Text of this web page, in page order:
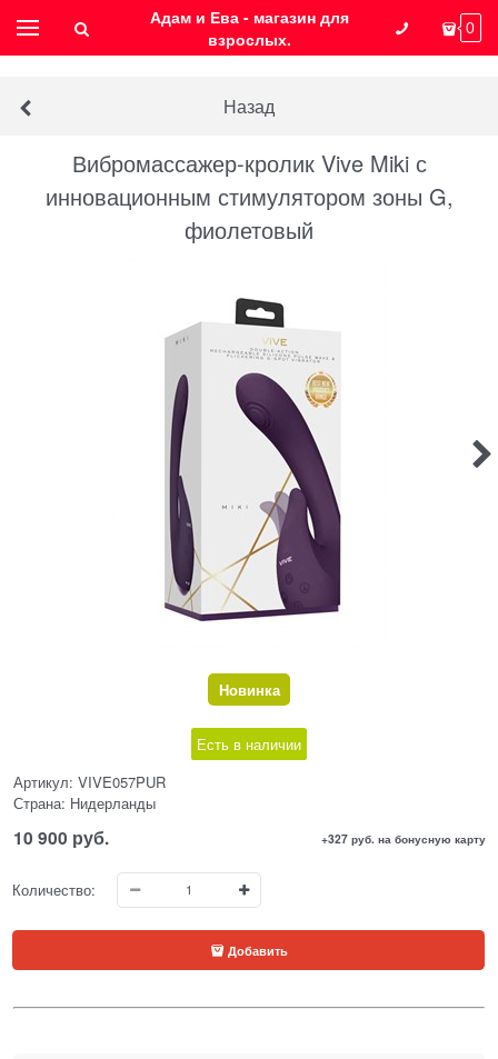
Адам и Ева - магазин для
взрослых.
0
Назад
Вибромассажер-кролик Vive Miki с
инновационным стимулятором зоны G,
фиолетовый
Новинка
Есть в наличии
Артикул: VIVE057PUR
Страна: Нидерланды
10 900 руб. +327 руб. на бонусную карту
Количество:
Добавить